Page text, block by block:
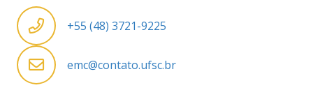
+55 (48) 3721-9225
emc@contato.ufsc.br